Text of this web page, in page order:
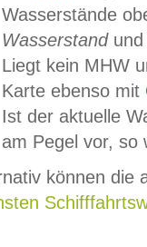
Wasserstände
Wasserstandund
Liegt kein MHW
Karte ebenso mit
Ist der aktuelle
am Pegel vor,
können die